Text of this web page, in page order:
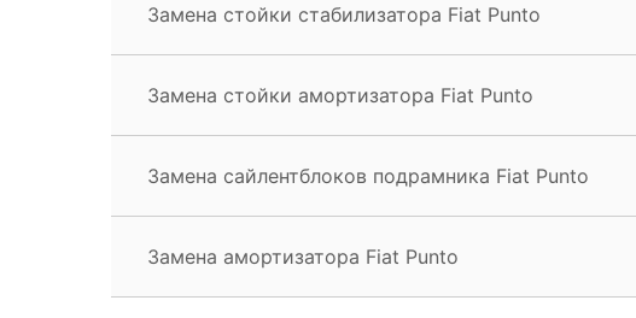
Замена стойки стабилизатора Fiat Punto
Замена стойки амортизатора Fiat Punto
Замена сайлентблоков подрамника Fiat Punto
Замена амортизатора Fiat Punto